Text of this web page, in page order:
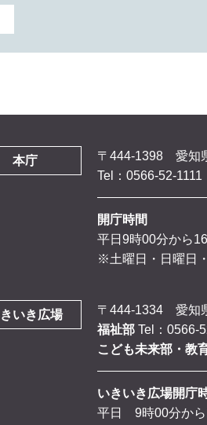
本庁
〒444-1398 愛知
Tel：0566-52-1111
開庁時間
平日9時00分から
※土曜日・日曜日
いき広場
〒444-1334 愛知
福祉部 Tel：0566-
こども未来部・教
いきいき広場開庁
平日 9時00分から